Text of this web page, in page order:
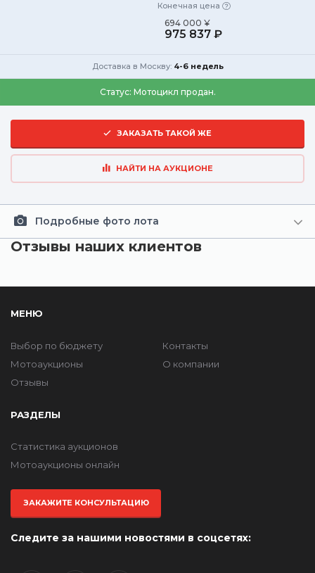
Конечная цена
694 000 ¥
975 837 ₽
Доставка в Москву: 4-6 недель
Статус: Мотоцикл продан.
ЗАКАЗАТЬ ТАКОЙ ЖЕ
НАЙТИ НА АУКЦИОНЕ
Подробные фото лота
Отзывы наших клиентов
МЕНЮ
Выбор по бюджету
Мотоаукционы
Отзывы
Контакты
О компании
РАЗДЕЛЫ
Статистика аукционов
Мотоаукционы онлайн
ЗАКАЖИТЕ КОНСУЛЬТАЦИЮ
Следите за нашими новостями в соцсетях: